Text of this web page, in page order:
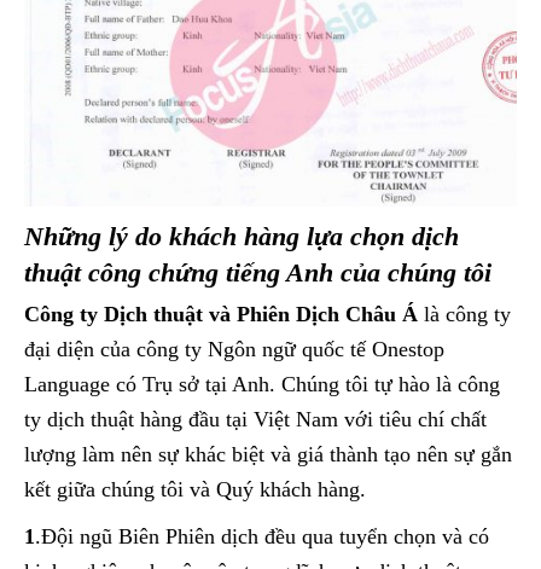
Những lý do khách hàng lựa chọn dịch
thuật công chứng tiếng Anh của chúng tôi
Công ty Dịch thuật và Phiên Dịch Châu Á là công ty
đại diện của công ty Ngôn ngữ quốc tế Onestop
Language có Trụ sở tại Anh. Chúng tôi tự hào là công
ty dịch thuật hàng đầu tại Việt Nam với tiêu chí chất
lượng làm nên sự khác biệt và giá thành tạo nên sự gắn
kết giữa chúng tôi và Quý khách hàng.
1.Đội ngũ Biên Phiên dịch đều qua tuyển chọn và có